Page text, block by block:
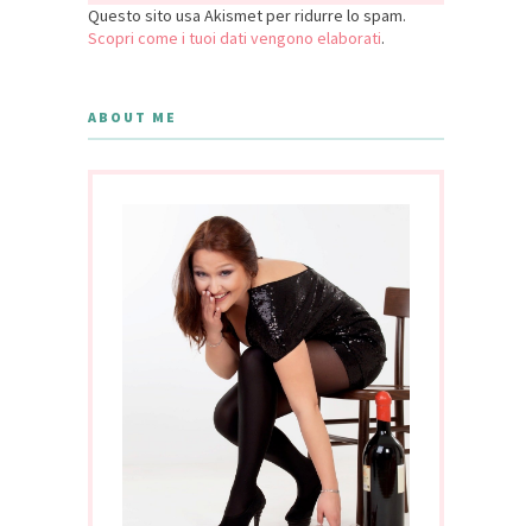
Questo sito usa Akismet per ridurre lo spam.
Scopri come i tuoi dati vengono elaborati.
ABOUT ME